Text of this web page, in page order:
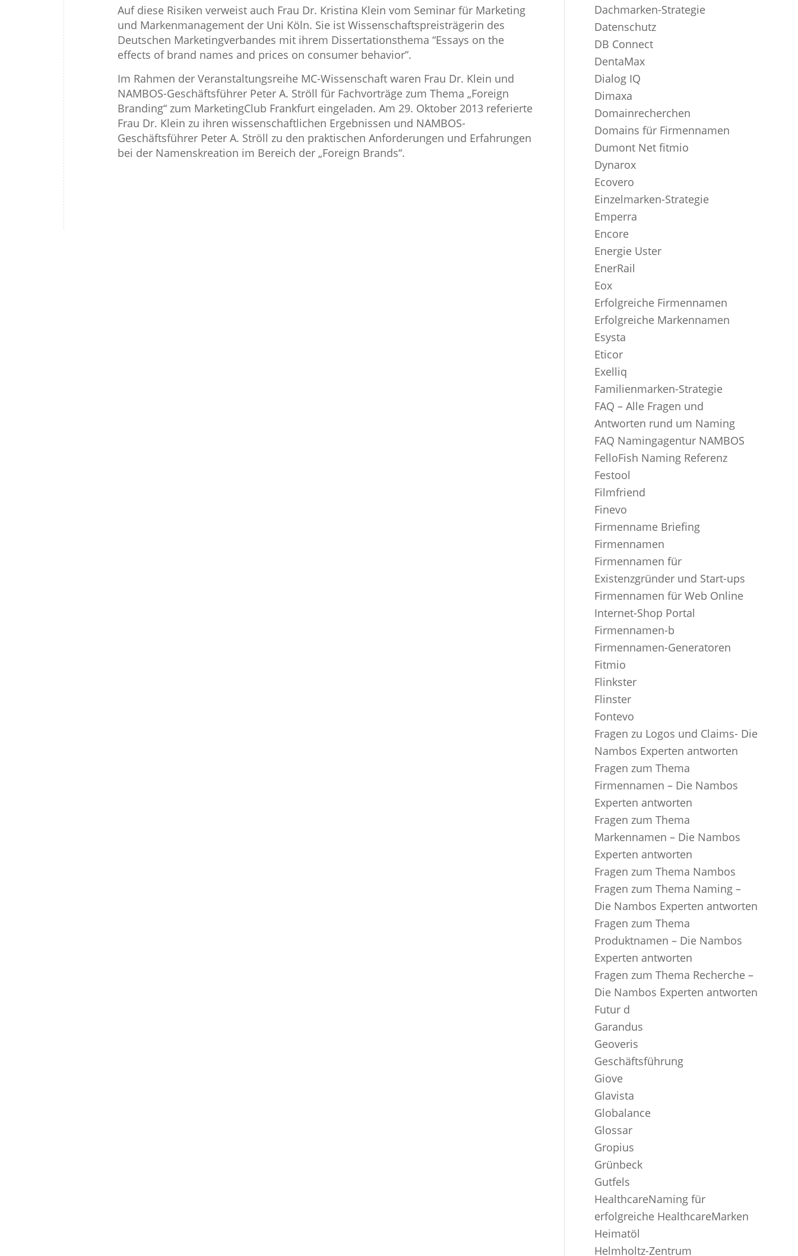
Auf diese Risiken verweist auch Frau Dr. Kristina Klein vom Seminar für Marketing
und Markenmanagement der Uni Köln. Sie ist Wissenschaftspreisträgerin des
Deutschen Marketingverbandes mit ihrem Dissertationsthema “Essays on the
effects of brand names and prices on consumer behavior”.
Im Rahmen der Veranstaltungsreihe MC-Wissenschaft waren Frau Dr. Klein und
NAMBOS-Geschäftsführer Peter A. Ströll für Fachvorträge zum Thema „Foreign
Branding“ zum MarketingClub Frankfurt eingeladen. Am 29. Oktober 2013 referierte
Frau Dr. Klein zu ihren wissenschaftlichen Ergebnissen und NAMBOS-
Geschäftsführer Peter A. Ströll zu den praktischen Anforderungen und Erfahrungen
bei der Namenskreation im Bereich der „Foreign Brands“.
Dachmarken-Strategie
Datenschutz
DB Connect
DentaMax
Dialog IQ
Dimaxa
Domainrecherchen
Domains für Firmennamen
Dumont Net fitmio
Dynarox
Ecovero
Einzelmarken-Strategie
Emperra
Encore
Energie Uster
EnerRail
Eox
Erfolgreiche Firmennamen
Erfolgreiche Markennamen
Esysta
Eticor
Exelliq
Familienmarken-Strategie
FAQ – Alle Fragen und
Antworten rund um Naming
FAQ Namingagentur NAMBOS
FelloFish Naming Referenz
Festool
Filmfriend
Finevo
Firmenname Briefing
Firmennamen
Firmennamen für
Existenzgründer und Start-ups
Firmennamen für Web Online
Internet-Shop Portal
Firmennamen-b
Firmennamen-Generatoren
Fitmio
Flinkster
Flinster
Fontevo
Fragen zu Logos und Claims- Die
Nambos Experten antworten
Fragen zum Thema
Firmennamen – Die Nambos
Experten antworten
Fragen zum Thema
Markennamen – Die Nambos
Experten antworten
Fragen zum Thema Nambos
Fragen zum Thema Naming –
Die Nambos Experten antworten
Fragen zum Thema
Produktnamen – Die Nambos
Experten antworten
Fragen zum Thema Recherche –
Die Nambos Experten antworten
Futur d
Garandus
Geoveris
Geschäftsführung
Giove
Glavista
Globalance
Glossar
Gropius
Grünbeck
Gutfels
HealthcareNaming für
erfolgreiche HealthcareMarken
Heimatöl
Helmholtz-Zentrum